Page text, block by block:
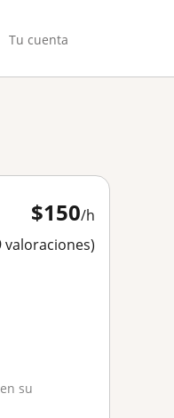
Tu cuenta
$150/h
valoraciones)
su